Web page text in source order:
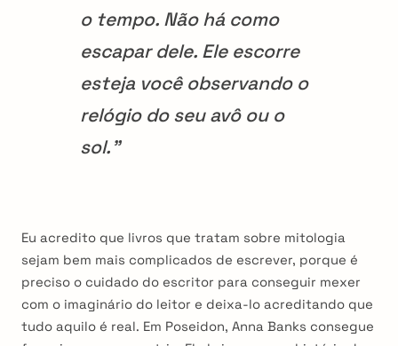
o tempo. Não há como
escapar dele. Ele escorre
esteja você observando o
relógio do seu avô ou o
sol.”
Eu acredito que livros que tratam sobre mitologia
sejam bem mais complicados de escrever, porque é
preciso o cuidado do escritor para conseguir mexer
com o imaginário do leitor e deixa-lo acreditando que
tudo aquilo é real. Em Poseidon, Anna Banks consegue